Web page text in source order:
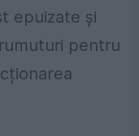
epuizate și
pentru